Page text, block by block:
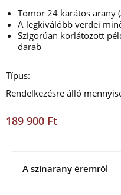
Tömör 24 karátos arany
A legkiválóbb verdei
Szigorúan korlátozott
darab
Típus:
Rendelkezésre álló
189 900 Ft
A színarany éremről